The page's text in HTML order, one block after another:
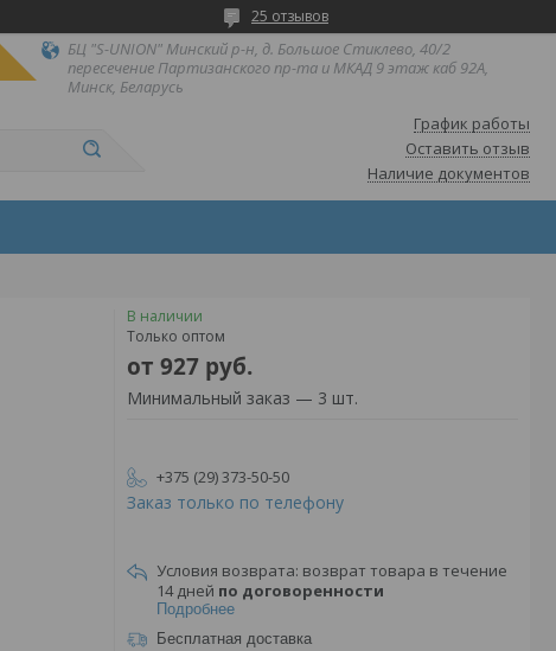
25 отзывов
БЦ "S-UNION" Минский р-н, д. Большое Стиклево, 40/2
пересечение Партизанского пр-та и МКАД 9 этаж каб 92А,
Минск, Беларусь
График работы
Оставить отзыв
Наличие документов
В наличии
Только оптом
от 927 руб.
Минимальный заказ — 3 шт.
+375 (29) 373-50-50
Заказ только по телефону
возврат товара в течение
14 дней по договоренности
Подробнее
Бесплатная доставка